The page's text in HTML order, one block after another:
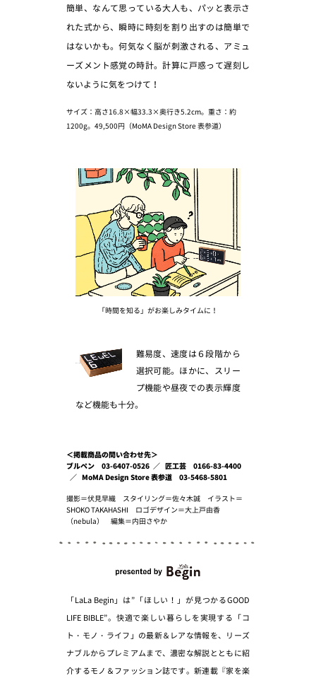
簡単、なんて思っている大人も、パッと表示さ
れた式から、瞬時に時刻を割り出すのは簡単で
はないかも。何気なく脳が刺激される、アミュ
ーズメント感覚の時計。計算に戸惑って遅刻し
ないように気をつけて！
サイズ：高さ16.8×幅33.3×奥行き5.2cm。重さ：約
1200g。49,500円（MoMA Design Store 表参道）
「時間を知る」がお楽しみタイムに！
難易度、速度は６段階から
選択可能。ほかに、スリー
プ機能や昼夜での表示輝度
など機能も十分。
＜掲載商品の問い合わせ先＞
ブルペン 03-6407-0526
匠工芸 0166-83-4400
MoMA Design Store 表参道 03-5468-5801
撮影＝伏見早織 スタイリング＝佐々木誠 イラスト＝
SHOKO TAKAHASHI ロゴデザイン＝大上戸由香
（nebula） 編集＝内田さやか
「LaLa Begin」は”「ほしい！」が見つかるGOOD
LIFE BIBLE”。快適で楽しい暮らしを実現する「コ
ト・モノ・ライフ」の最新＆レアな情報を、リーズ
ナブルからプレミアムまで、濃密な解説とともに紹
介するモノ＆ファッション誌です。新連載『家を楽